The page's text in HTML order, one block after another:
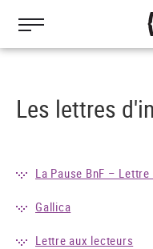
contenu
Les lettres
La Pause BnF –
Gallica
Lettre aux lecteurs